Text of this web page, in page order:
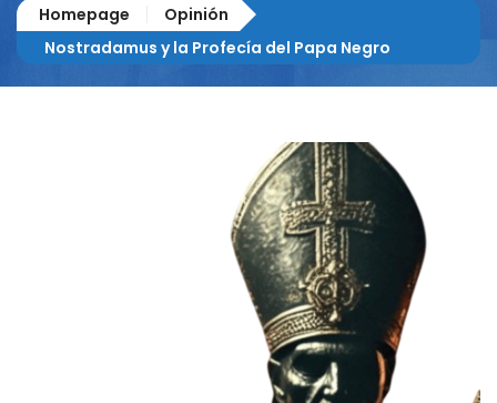
Homepage
Opinión
Nostradamus y la Profecía del Papa Negro